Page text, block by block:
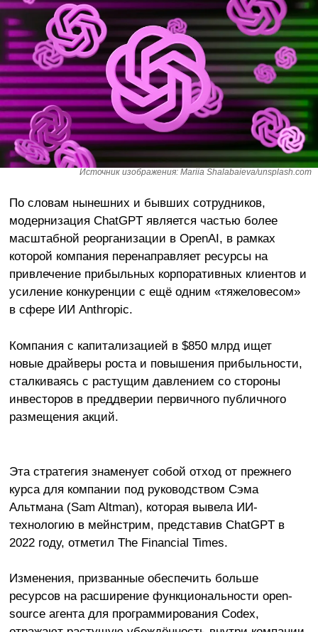
Источник изображения: Mariia Shalabaieva/unsplash.com
По словам нынешних и бывших сотрудников,
модернизация ChatGPT является частью более
масштабной реорганизации в OpenAI, в рамках
которой компания перенаправляет ресурсы на
привлечение прибыльных корпоративных клиентов и
усиление конкуренции с ещё одним «тяжеловесом»
в сфере ИИ Anthropic.
Компания с капитализацией в $850 млрд ищет
новые драйверы роста и повышения прибыльности,
сталкиваясь с растущим давлением со стороны
инвесторов в преддверии первичного публичного
размещения акций.
Эта стратегия знаменует собой отход от прежнего
курса для компании под руководством Сэма
Альтмана (Sam Altman), которая вывела ИИ-
технологию в мейнстрим, представив ChatGPT в
2022 году, отметил The Financial Times.
Изменения, призванные обеспечить больше
ресурсов на расширение функциональности open-
source агента для программирования Codex,